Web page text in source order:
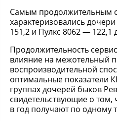
Самым продолжительным
характеризовались
151,2 и Пулкс 8062 — 122,1
Продолжительность
влияние на межотельный
воспроизводительной
оптимальные показатели
группах дочерей быков
свидетельствующие о том,
в год получают по одному